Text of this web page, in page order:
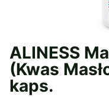
ALINESS
(Kwas
kaps.